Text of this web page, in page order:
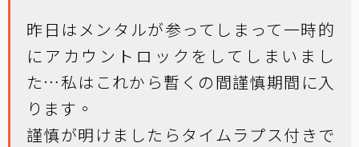
昨日はメンタルが参ってしまって一時的
にアカウントロックをしてしまいまし
た…私はこれから暫くの間謹慎期間に入
ります。
謹慎が明けましたらタイムラプス付きで